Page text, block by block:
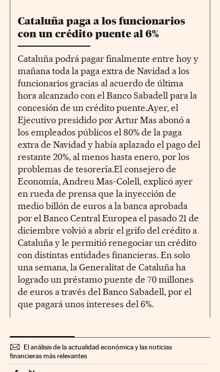
Cataluña paga a los funcionarios
con un crédito puente al 6%
Cataluña podrá pagar finalmente entre hoy y
mañana toda la paga extra de Navidad a los
funcionarios gracias al acuerdo de última
hora alcanzado con el Banco Sabadell para la
concesión de un crédito puente.Ayer, el
Ejecutivo presidido por Artur Mas abonó a
los empleados públicos el 80% de la paga
extra de Navidad y había aplazado el pago del
restante 20%, al menos hasta enero, por los
problemas de tesorería.El consejero de
Economía, Andreu Mas-Colell, explicó ayer
en rueda de prensa que la inyección de
medio billón de euros a la banca aprobada
por el Banco Central Europea el pasado 21 de
diciembre volvió a abrir el grifo del crédito a
Cataluña y le permitió renegociar un crédito
con distintas entidades financieras. En solo
una semana, la Generalitat de Cataluña ha
logrado un préstamo puente de 70 millones
de euros a través del Banco Sabadell, por el
que pagará unos intereses del 6%.
El análisis de la actualidad económica y las noticias
financieras más relevantes